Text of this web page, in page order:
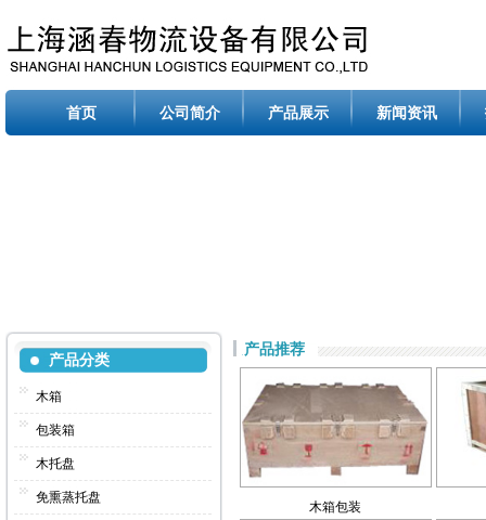
首页 公司简介 产品展示 新闻资讯
产品分类
木箱
包装箱
木托盘
免熏蒸托盘
产品推荐
木箱包装